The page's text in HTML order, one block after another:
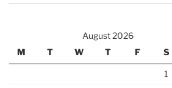
August 2026
M
T W T F S
1